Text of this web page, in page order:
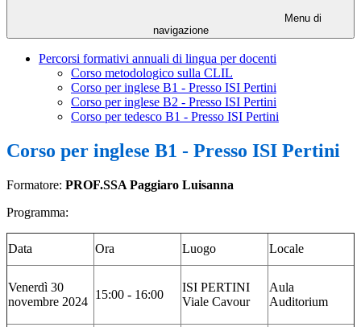
Menu di
navigazione
Percorsi formativi annuali di lingua per docenti
Corso metodologico sulla CLIL
Corso per inglese B1 - Presso ISI Pertini
Corso per inglese B2 - Presso ISI Pertini
Corso per tedesco B1 - Presso ISI Pertini
Corso per inglese B1 - Presso ISI Pertini
Formatore: PROF.SSA Paggiaro Luisanna
Programma:
Data Ora Luogo Locale
Venerdì 30
novembre 2024
15:00 - 16:00
ISI PERTINI
Viale Cavour
Aula
Auditorium